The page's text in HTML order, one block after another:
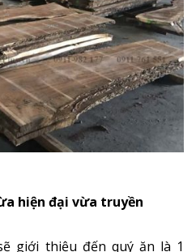
hiện đại vừa truyền
giới thiệu đến quý ăn là 1